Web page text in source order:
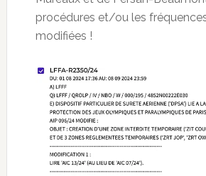
procédures et/ou les
modifiées !